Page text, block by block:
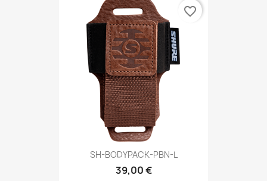
SH-BODYPACK-PBN-L
39,00 €
favorite_border